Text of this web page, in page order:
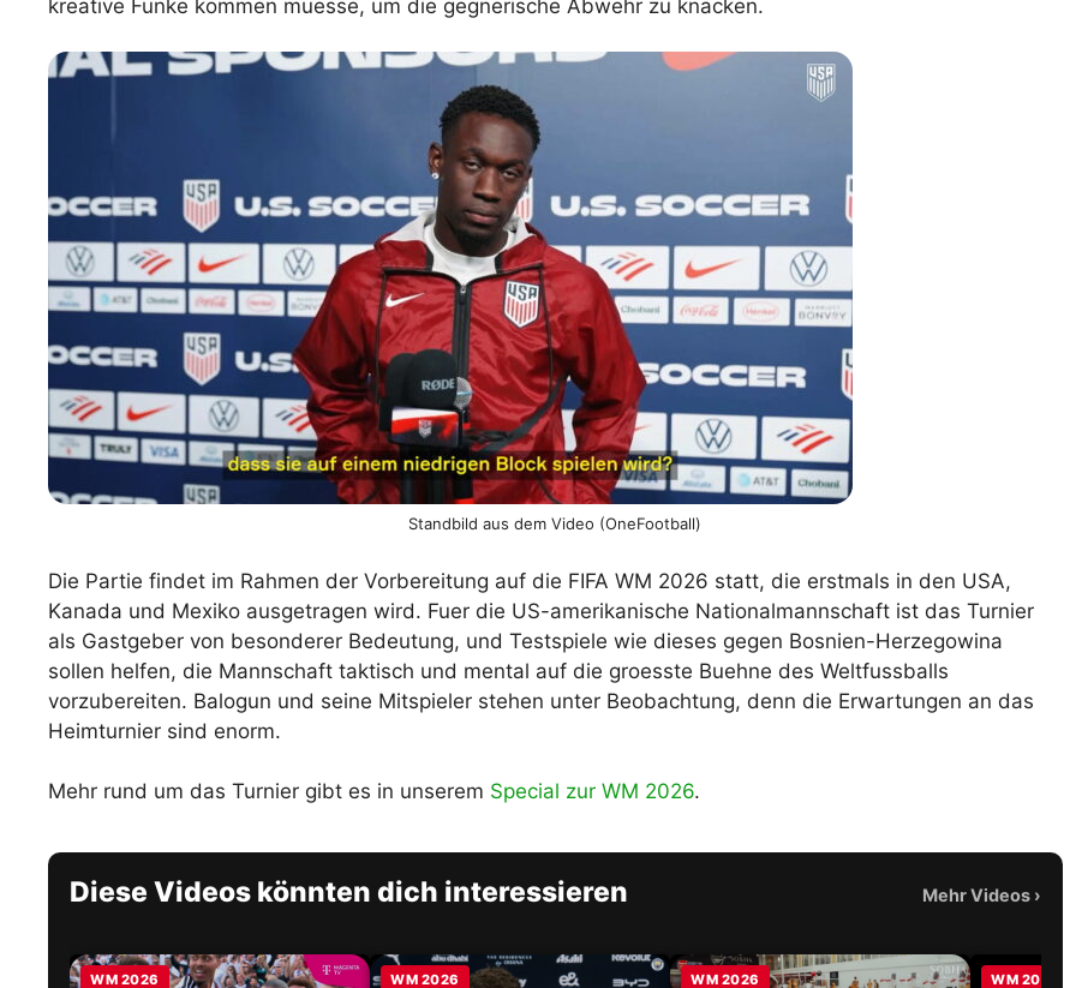
downloaden & automatisch ausfüllen
kreative Funke kommen muesse, um die gegnerische Abwehr zu knacken.
Standbild aus dem Video (OneFootball)
Die Partie findet im Rahmen der Vorbereitung auf die FIFA WM 2026 statt, die erstmals in den USA,
Kanada und Mexiko ausgetragen wird. Fuer die US-amerikanische Nationalmannschaft ist das Turnier
als Gastgeber von besonderer Bedeutung, und Testspiele wie dieses gegen Bosnien-Herzegowina
sollen helfen, die Mannschaft taktisch und mental auf die groesste Buehne des Weltfussballs
vorzubereiten. Balogun und seine Mitspieler stehen unter Beobachtung, denn die Erwartungen an das
Heimturnier sind enorm.
Mehr rund um das Turnier gibt es in unserem Special zur WM 2026.
Diese Videos könnten dich interessieren Mehr Videos ›
WM 2026 WM 2026 WM 2026 WM 2026